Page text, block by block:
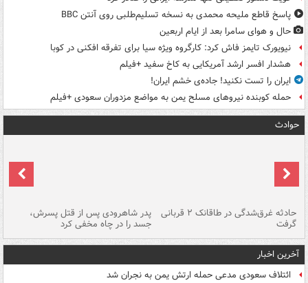
پاسخ قاطع ملیحه محمدی به نسخه تسلیم‌طلبی روی آنتن BBC
حال و هوای سامرا بعد از ایام اربعین
نیویورک تایمز فاش کرد: کارگروه ویژه سیا برای تفرقه افکنی در کوبا
هشدار افسر ارشد آمریکایی به کاخ سفید +فیلم
ایران را تست نکنید! جاده‌ی خشم ایران!
حمله کوبنده نیروهای مسلح یمن به مواضع مزدوران سعودی +فیلم
حوادث
حادثه غرق‌شدگی در طاقانک ۲ قربانی
گرفت
پدر شاهرودی پس از قتل پسرش،
جسد را در چاه مخفی کرد
آخرین اخبار
ائتلاف سعودی مدعی حمله ارتش یمن به نجران شد